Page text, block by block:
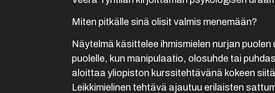
Miten pitkälle sinä olisit valmis menemään?
Näytelmä käsittelee ihmismielen nurjan
puolelle, kun manipulaatio, olosuhde tai
aloittaa yliopiston kurssitehtävänä kokeen
Leikkimielinen tehtävä ajautuu erilaisten